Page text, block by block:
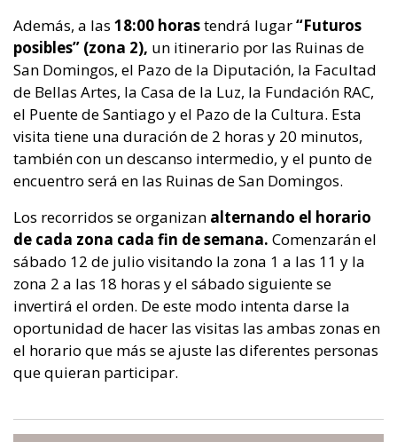
Además, a las 18:00 horastendrá lugar“Futuros
posibles” (zona 2), un itinerario por las Ruinas de
San Domingos, el Pazo de la Diputación, la Facultad
de Bellas Artes, la Casa de la Luz, la Fundación RAC,
el Puente de Santiago y el Pazo de la Cultura. Esta
visita tiene una duración de 2 horas y 20 minutos,
también con un descanso intermedio, y el punto de
encuentro será en las Ruinas de San Domingos.
Los recorridos se organizan alternando el horario
de cada zona cada fin de semana. Comenzarán el
sábado 12 de julio visitando la zona 1 a las 11 y la
zona 2 a las 18 horas y el sábado siguiente se
invertirá el orden. De este modo intenta darse la
oportunidad de hacer las visitas las ambas zonas en
el horario que más se ajuste las diferentes personas
que quieran participar.